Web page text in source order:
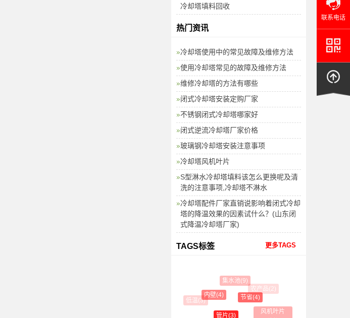
冷却塔填料回收
热门资讯
冷却塔使用中的常见故障及维修方法
使用冷却塔常见的故障及维修方法
维修冷却塔的方法有哪些
闭式冷却塔安装定购厂家
不锈钢闭式冷却塔哪家好
闭式逆流冷却塔厂家价格
玻璃钢冷却塔安装注意事项
冷却塔风机叶片
S型淋水冷却塔填料该怎么更换呢及清
洗的注意事项,冷却塔不淋水
冷却塔配件厂家直销说影响着闭式冷却
塔的降温效果的因素试什么？(山东闭
式降温冷却塔厂家)
TAGS标签 更多TAGS
管片(3)
内壁(4)
低温(3)
节省(4)
集水池(9)
风机叶片(20)
农产品(2)
联系电话